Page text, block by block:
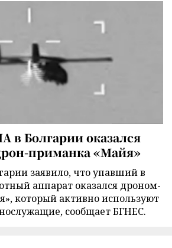
в Болгарии оказался
приманка «Майя»
заявило, что упавший в
аппарат оказался дроном-
который активно используют
сообщает БГНЕС.